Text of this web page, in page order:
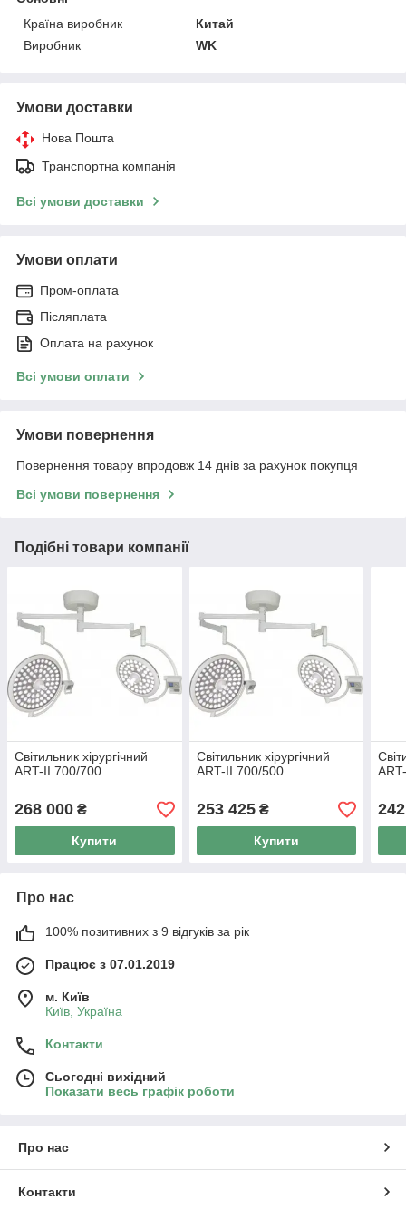
Країна виробник
Китай
Виробник
WK
Умови доставки
Нова Пошта
Транспортна компанія
Всі умови доставки
Умови оплати
Пром-оплата
Післяплата
Оплата на рахунок
Всі умови оплати
Умови повернення
Повернення товару впродовж 14 днів за рахунок покупця
Всі умови повернення
Подібні товари компанії
Світильник хірургічний
ART-II 700/700
268 000 ₴
Купити
Світильник хірургічний
ART-II 700/500
253 425₴
Купити
Про нас
100% позитивних з 9 відгуків за рік
Працює з 07.01.2019
м. Київ
Київ, Україна
Контакти
Сьогодні вихідний
Показати весь графік роботи
Про нас
Контакти